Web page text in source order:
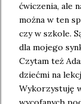
ćwiczenia, ale
można w ten
czy w szkole.
dla mojego
Czytam też
dziećmi na
Wykorzystuję